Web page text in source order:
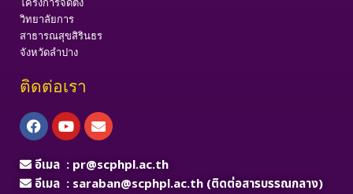
โครงการจัดตั้ง
วิทยาลัยการ
สาธารณสุขสิรินธร
จังหวัดลำปาง
ติดต่อเรา
Facebook
YoutubeEnvelope
อีเมล : pr@scphpl.ac.th
อีเมล : saraban@scphpl.ac.th (ติดต่อสารบรรณกลาง)